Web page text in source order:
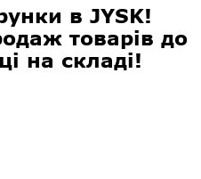
в JYSK!
товарів до
на складі!